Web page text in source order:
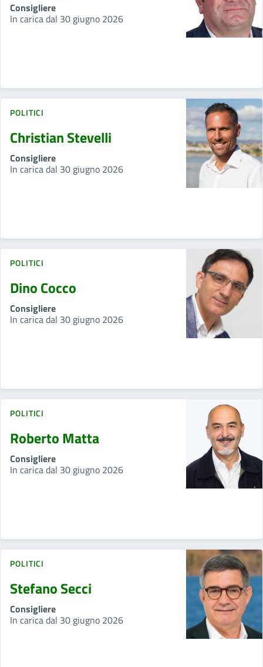
Consigliere
In carica dal 30 giugno 2026
POLITICI
Christian Stevelli
Consigliere
In carica dal 30 giugno 2026
POLITICI
Dino Cocco
Consigliere
In carica dal 30 giugno 2026
POLITICI
Roberto Matta
Consigliere
In carica dal 30 giugno 2026
POLITICI
Stefano Secci
Consigliere
In carica dal 30 giugno 2026